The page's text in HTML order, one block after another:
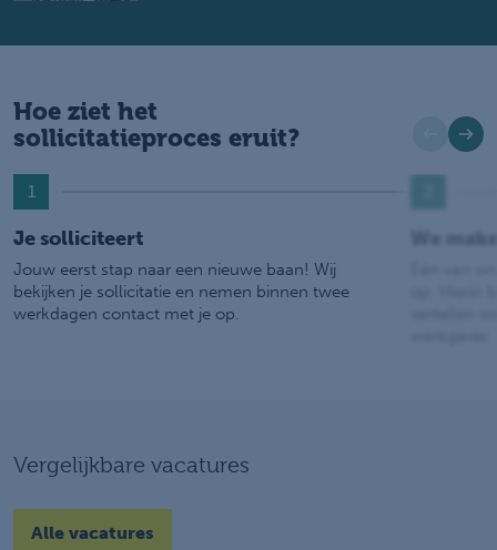
Hoe ziet het
sollicitatieproces eruit?
1
Je solliciteert
Jouw eerst stap naar een nieuwe baan! Wij
bekijken je sollicitatie en nemen binnen twee
werkdagen contact met je op.
We
Vergelijkbare vacatures
Alle vacatures